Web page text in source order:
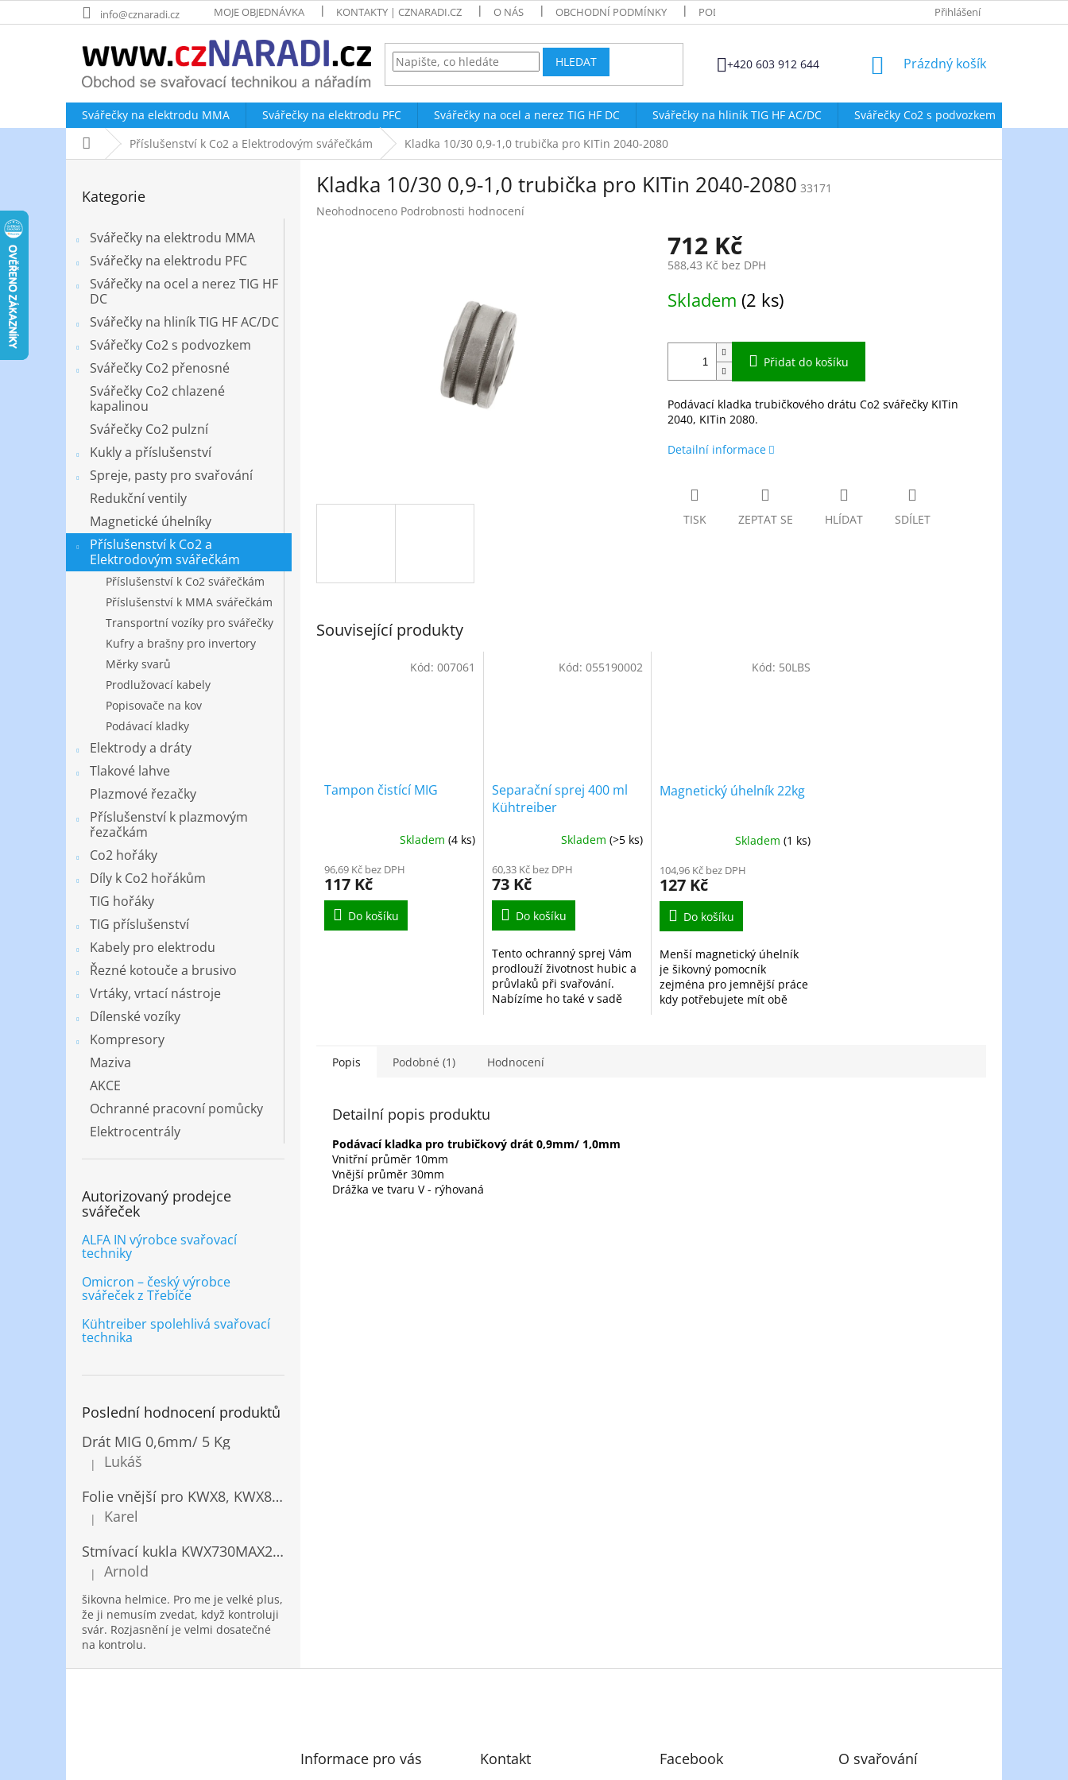
na
info@cznaradi.cz MOJE OBJEDNÁVKA KONTAKTY | CZNARADI.CZ O NÁS OBCHODNÍ PODMÍNKY PODMÍNKY OCHRANY OSOBNÍCH ÚDAJŮ ZÁSADY POUŽÍVÁNÍ
Přihlášení
HLEDAT +420 603 912 644
NÁKUPNÍ
Prázdný košík
Svářečky na elektrodu MMA Svářečky na elektrodu PFC Svářečky na ocel a nerez TIG HF DC Svářečky na hliník TIG HF AC/DC Svářečky Co2 s podvozkem
Domů Příslušenství k Co2 a Elektrodovým svářečkám Kladka 10/30 0,9-1,0 trubička pro KITin 2040-2080
kategorie
Kategorie
Svářečky na elektrodu MMA
Svářečky na elektrodu PFC
Svářečky na ocel a nerez TIG HF
DC
Svářečky na hliník TIG HF AC/DC
Svářečky Co2 s podvozkem
Svářečky Co2 přenosné
Svářečky Co2 chlazené
kapalinou
Svářečky Co2 pulzní
Kukly a příslušenství
Spreje, pasty pro svařování
Redukční ventily
Magnetické úhelníky
Příslušenství k Co2 a
Elektrodovým svářečkám
Příslušenství k Co2 svářečkám
Příslušenství k MMA svářečkám
Transportní vozíky pro svářečky
Kufry a brašny pro invertory
Měrky svarů
Prodlužovací kabely
Popisovače na kov
Podávací kladky
Elektrody a dráty
Tlakové lahve
Plazmové řezačky
Příslušenství k plazmovým
řezačkám
Co2 hořáky
Díly k Co2 hořákům
TIG hořáky
TIG příslušenství
Kabely pro elektrodu
Řezné kotouče a brusivo
Vrtáky, vrtací nástroje
Dílenské vozíky
Kompresory
Maziva
AKCE
Ochranné pracovní pomůcky
Elektrocentrály
Autorizovaný prodejce
svářeček
ALFA IN výrobce svařovací
techniky
Omicron – český výrobce
svářeček z Třebíče
Kühtreiber spolehlivá svařovací
technika
Poslední hodnocení produktů
Drát MIG 0,6mm/ 5 Kg
Hodnocení produktu je 5 z 5 hvězdiček.
|
Lukáš
Folie vnější pro KWX8, KWX820/ 10ks
Hodnocení produktu je 5 z 5 hvězdiček.
|
Karel
Stmívací kukla KWX730MAX2,5!® + NANOClean
Hodnocení produktu je 5 z 5 hvězdiček.
| Arnold
šikovna helmice. Pro me je velké plus,
že ji nemusím zvedat, když kontroluji
svár. Rozjasnění je velmi dosatečné
na kontrolu.
Kladka 10/30 0,9-1,0 trubička pro KITin 2040-2080 33171
Průměrné
Neohodnoceno Podrobnosti hodnocení
712 Kč
588,43 Kč bez DPH
cena:
Skladem (2 ks)
Přidat do košíku
Podávací kladka trubičkového drátu Co2 svářečky KITin
2040, KITin 2080.
Detailní informace
TISK ZEPTAT SE HLÍDAT SDÍLET
Související produkty
Tampon čistící MIG
Skladem (4 ks)
96,69 Kč bez DPH
117 Kč
Do košíku
Kód: 007061
Separační sprej 400 ml
Kühtreiber
Skladem (>5 ks)
60,33 Kč bez DPH
73 Kč
Do košíku
Tento ochranný sprej Vám
prodlouží životnost hubic a
průvlaků při svařování.
Nabízíme ho také v sadě
Kód: 055190002
Magnetický úhelník 22kg
Skladem(1 ks)
104,96 Kč bez DPH
127 Kč
Do košíku
Menší magnetický úhelník
je šikovný pomocník
zejména pro jemnější práce
kdy potřebujete mít obě
Kód: 50LBS
Popis Podobné (1) Hodnocení
Detailní popis produktu
Podávací kladka pro trubičkový drát 0,9mm/ 1,0mm
Vnitřní průměr 10mm
Vnější průměr 30mm
Drážka ve tvaru V - rýhovaná
Informace pro vás Kontakt Facebook O svařování